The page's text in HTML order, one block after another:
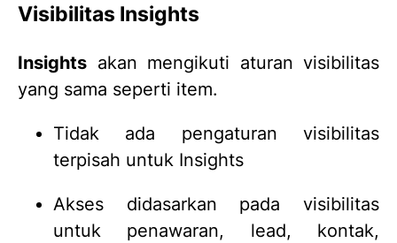
Visibilitas Insights
Insights akan mengikuti aturan visibilitas
yang sama seperti item.
Tidak ada pengaturan visibilitas
terpisah untuk Insights
Akses didasarkan pada visibilitas
untuk penawaran, lead, kontak,